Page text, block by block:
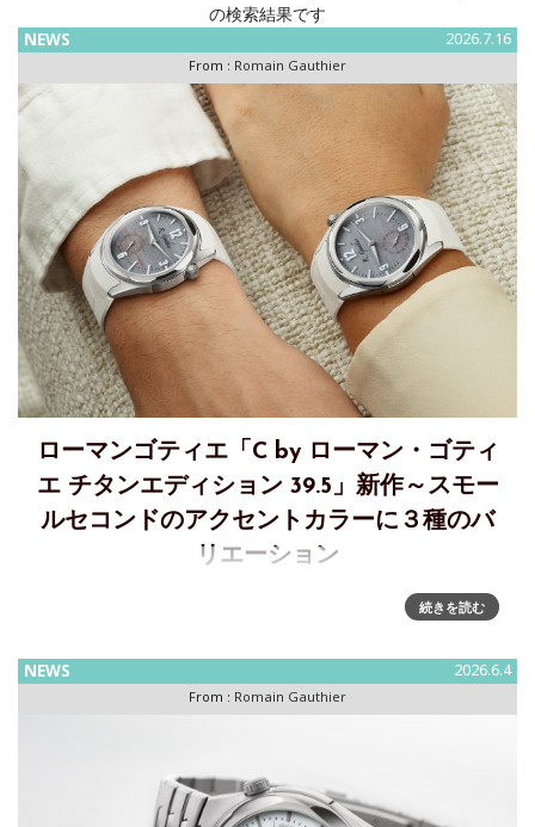
の検索結果です
NEWS 2026.7.16
From : Romain Gauthier
ローマンゴティエ「C by ローマン・ゴティ
エ チタンエディション 39.5」新作～スモー
ルセコンドのアクセントカラーに３種のバ
リエーション
C by ローマン・ゴティエ チタンエディション 39.5～選べる3
つのアクセントカラー、インターチェンジャブルのラバース
続きを読む
NEWS 2026.6.4
From : Romain Gauthier